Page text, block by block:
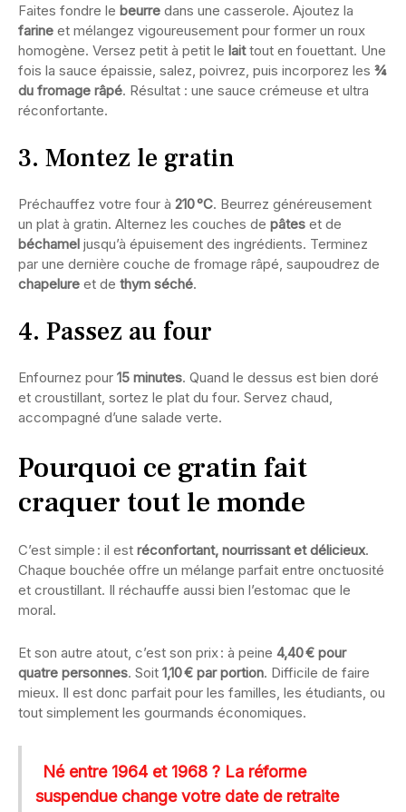
Faites fondre le beurre dans une casserole. Ajoutez la
farine et mélangez vigoureusement pour former un roux
homogène. Versez petit à petit le laittout en fouettant. Une
fois la sauce épaissie, salez, poivrez, puis incorporez les ¾
du fromage râpé. Résultat : une sauce crémeuse et ultra
réconfortante.
3. Montez le gratin
Préchauffez votre four à 210 °C. Beurrez généreusement
un plat à gratin. Alternez les couches de pâtes et de
béchamel jusqu’à épuisement des ingrédients. Terminez
par une dernière couche de fromage râpé, saupoudrez de
chapelure et de thym séché.
4. Passez au four
Enfournez pour 15 minutes. Quand le dessus est bien doré
et croustillant, sortez le plat du four. Servez chaud,
accompagné d’une salade verte.
Pourquoi ce gratin fait
craquer tout le monde
C’est simple : il est réconfortant, nourrissant et délicieux.
Chaque bouchée offre un mélange parfait entre onctuosité
et croustillant. Il réchauffe aussi bien l’estomac que le
moral.
Et son autre atout, c’est son prix : à peine 4,40 € pour
quatre personnes. Soit 1,10 € par portion. Difficile de faire
mieux. Il est donc parfait pour les familles, les étudiants, ou
tout simplement les gourmands économiques.
Né entre 1964 et 1968 ? La réforme
suspendue change votre date de retraite